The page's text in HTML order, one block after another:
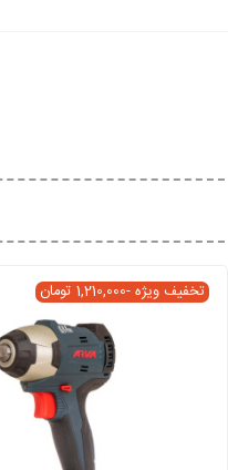
تخفیف ویژه-1,210,000 تومان